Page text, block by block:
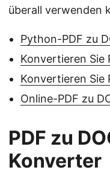
überall verwenden
Python-PDF zu
Konvertieren Sie
Konvertieren Sie
Online-PDF zu
PDF zu
Konverter